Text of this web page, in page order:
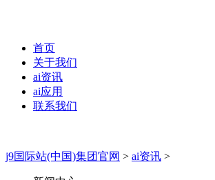
首页
关于我们
ai资讯
ai应用
联系我们
j9国际站(中国)集团官网 > ai资讯 >